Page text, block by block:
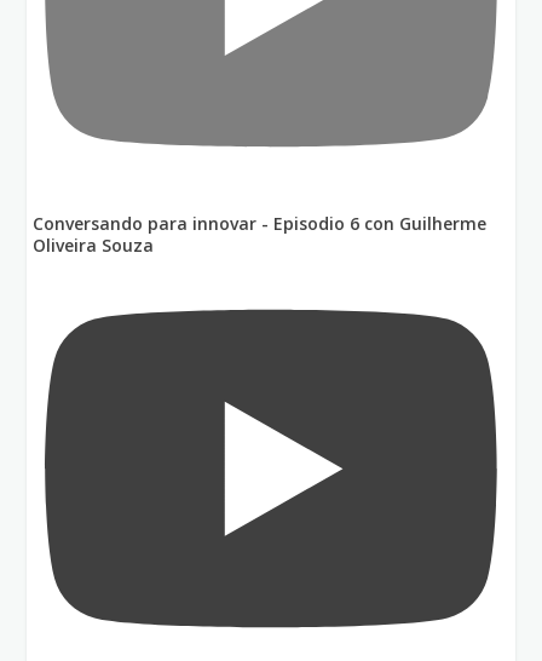
Conversando para innovar - Episodio 6 con Guilherme
Oliveira Souza